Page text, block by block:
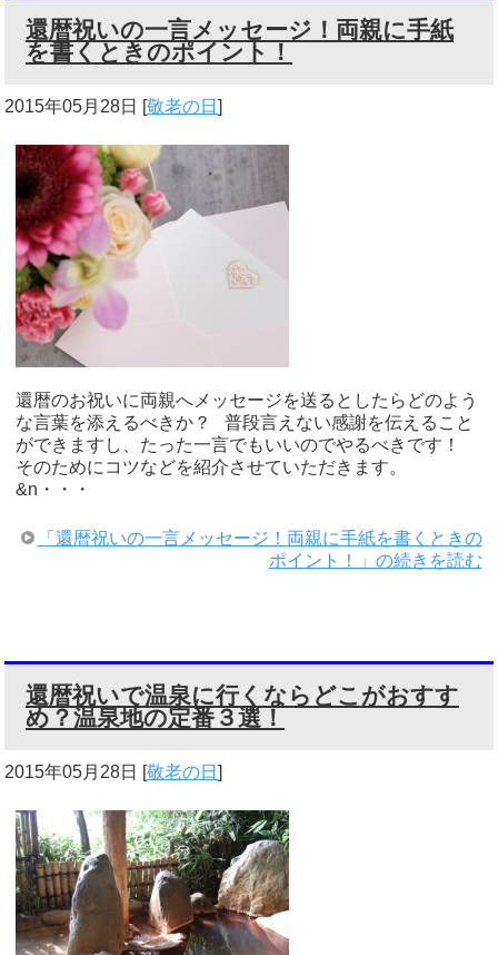
還暦祝いの一言メッセージ！両親に手紙
を書くときのポイント！
2015年05月28日 [敬老の日]
還暦のお祝いに両親へメッセージを送るとしたらどのよう
な言葉を添えるべきか？ 普段言えない感謝を伝えること
ができますし、たった一言でもいいのでやるべきです！
そのためにコツなどを紹介させていただきます。
&n・・・
「還暦祝いの一言メッセージ！両親に手紙を書くときの
ポイント！」の続きを読む
還暦祝いで温泉に行くならどこがおすす
め？温泉地の定番３選！
2015年05月28日 [敬老の日]